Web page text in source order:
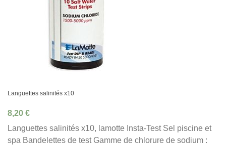
Languettes salinités x10
8,20 €
Languettes salinités x10, lamotte Insta-Test Sel piscine et
spa Bandelettes de test Gamme de chlorure de sodium :